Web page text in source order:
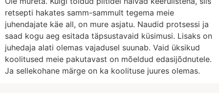
retsepti hakates samm-sammult tegema meie
juhendajate käe all, on mure asjatu. Naudid protsessi ja
saad kogu aeg esitada täpsustavaid küsimusi. Lisaks on
juhedaja alati olemas vajadusel suunab. Vaid üksikud
koolitused meie pakutavast on mõeldud edasijõdnutele.
Ja sellekohane märge on ka koolituse juures olemas.